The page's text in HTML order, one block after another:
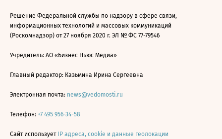
Решение Федеральной службы по надзору в сфере связи,
информационных технологий и массовых коммуникаций
(Роскомнадзор) от 27 ноября 2020 г. ЭЛ № ФС 77-79546
Учредитель: АО «Бизнес Ньюс Медиа»
Главный редактор: Казьмина Ирина Сергеевна
Электронная почта: news@vedomosti.ru
Телефон: +7 495 956-34-58
Сайт использует IP адреса, cookie и данные геолокации